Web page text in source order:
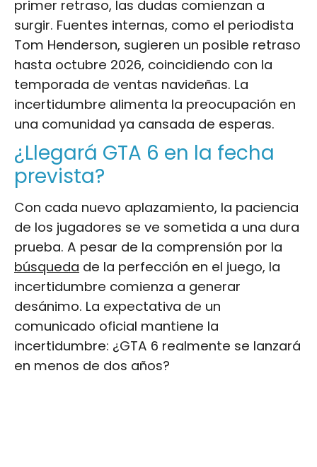
primer retraso, las dudas comienzan a
surgir. Fuentes internas, como el periodista
Tom Henderson, sugieren un posible retraso
hasta octubre 2026, coincidiendo con la
temporada de ventas navideñas. La
incertidumbre alimenta la preocupación en
una comunidad ya cansada de esperas.
¿Llegará GTA 6 en la fecha
prevista?
Con cada nuevo aplazamiento, la paciencia
de los jugadores se ve sometida a una dura
prueba. A pesar de la comprensión por la
búsqueda de la perfección en el juego, la
incertidumbre comienza a generar
desánimo. La expectativa de un
comunicado oficial mantiene la
incertidumbre: ¿GTA 6 realmente se lanzará
en menos de dos años?